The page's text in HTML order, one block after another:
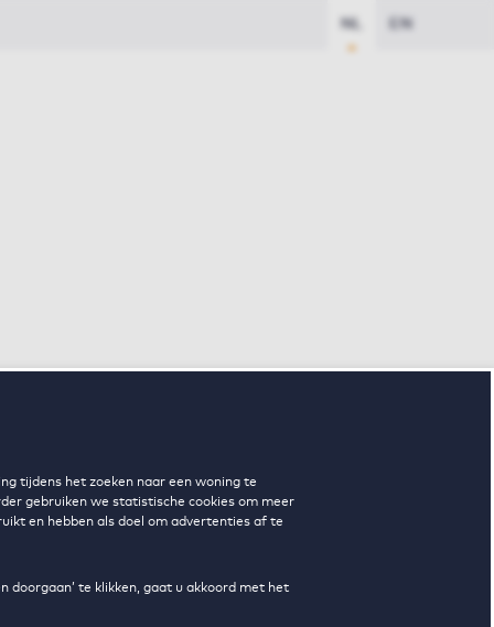
tijdens het zoeken naar een woning te
gebruiken we statistische cookies om meer
en hebben als doel om advertenties af te
doorgaan’ te klikken, gaat u akkoord met het
NL EN